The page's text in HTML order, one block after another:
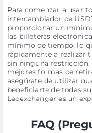
Para comenzar a usar
intercambiador de
proporcionar un
las billeteras
mínimo de tiempo, lo
rápidamente a realizar
sin ninguna restricción.
mejores formas de
asegúrate de utilizar
beneficiarte de todas
Leoexchanger es un
FAQ